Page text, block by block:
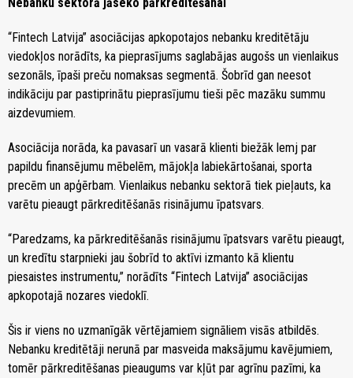
“Fintech Latvija” asociācijas apkopotajos nebanku kreditētāju
viedokļos norādīts, ka pieprasījums saglabājas augošs un vienlaikus
sezonāls, īpaši preču nomaksas segmentā. Šobrīd gan neesot
indikāciju par pastiprinātu pieprasījumu tieši pēc mazāku summu
aizdevumiem.
Asociācija norāda, ka pavasarī un vasarā klienti biežāk lemj par
papildu finansējumu mēbelēm, mājokļa labiekārtošanai, sporta
precēm un apģērbam. Vienlaikus nebanku sektorā tiek pieļauts, ka
varētu pieaugt pārkreditēšanās risinājumu īpatsvars.
“Paredzams, ka pārkreditēšanās risinājumu īpatsvars varētu pieaugt,
un kredītu starpnieki jau šobrīd to aktīvi izmanto kā klientu
piesaistes instrumentu,” norādīts “Fintech Latvija” asociācijas
apkopotajā nozares viedoklī.
Šis ir viens no uzmanīgāk vērtējamiem signāliem visās atbildēs.
Nebanku kreditētāji nerunā par masveida maksājumu kavējumiem,
tomēr pārkreditēšanas pieaugums var kļūt par agrīnu pazīmi, ka